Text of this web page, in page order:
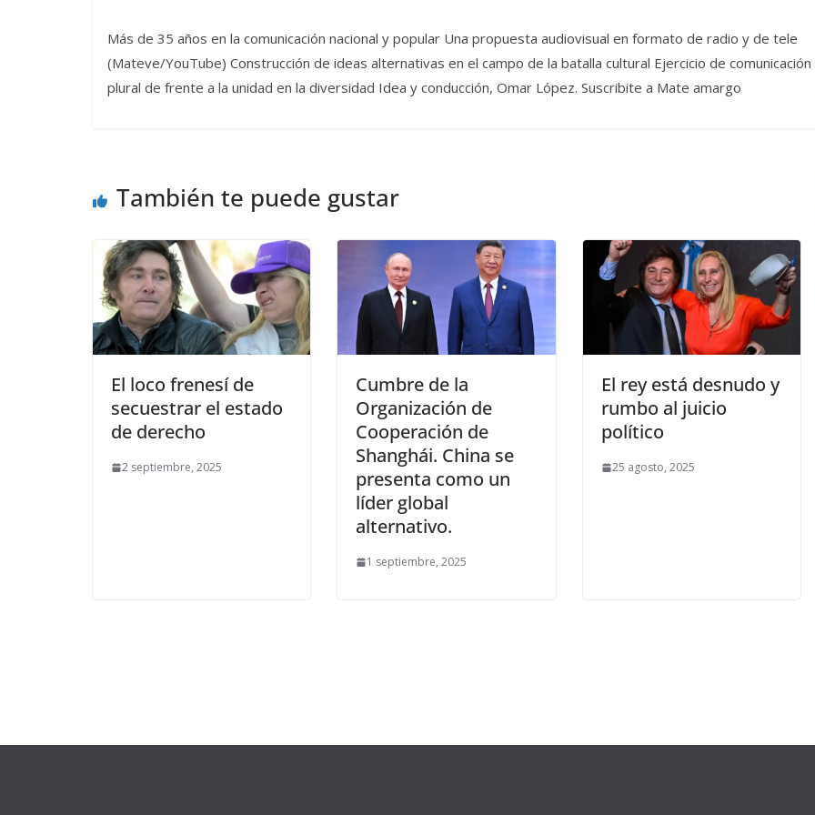
Más de 35 años en la comunicación nacional y popular Una propuesta audiovisual en formato de radio y de tele
(Mateve/YouTube) Construcción de ideas alternativas en el campo de la batalla cultural Ejercicio de comunicación
plural de frente a la unidad en la diversidad Idea y conducción, Omar López. Suscribite a Mate amargo
También te puede gustar
El loco frenesí de
secuestrar el estado
de derecho
2 septiembre, 2025
Cumbre de la
Organización de
Cooperación de
Shanghái. China se
presenta como un
líder global
alternativo.
1 septiembre, 2025
El rey está desnudo y
rumbo al juicio
político
25 agosto, 2025